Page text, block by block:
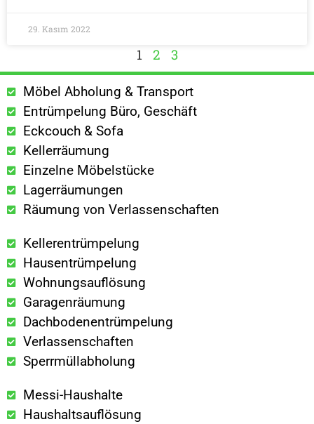
29. Kasım 2022
1 2 3
Möbel Abholung & Transport
Entrümpelung Büro, Geschäft
Eckcouch & Sofa
Kellerräumung
Einzelne Möbelstücke
Lagerräumungen
Räumung von Verlassenschaften
Kellerentrümpelung
Hausentrümpelung
Wohnungsauflösung
Garagenräumung
Dachbodenentrümpelung
Verlassenschaften
Sperrmüllabholung
Messi-Haushalte
Haushaltsauflösung